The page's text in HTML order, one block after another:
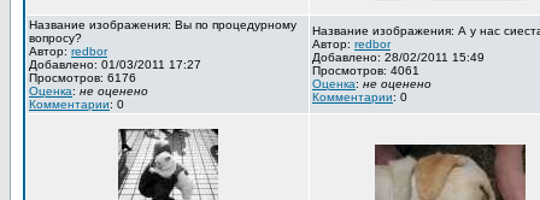
Название изображения: Вы по процедурному
вопросу?
Автор: redbor
Добавлено: 01/03/2011 17:27
Просмотров: 6176
Оценка: не оценено
Комментарии: 0
Название изображения: А у нас
Автор: redbor
Добавлено: 28/02/2011 15:49
Просмотров: 4061
Оценка: не оценено
Комментарии: 0